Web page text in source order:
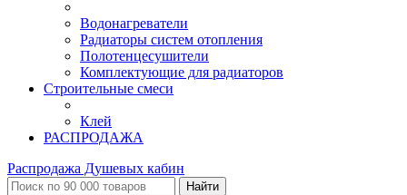
Водонагреватели
Радиаторы систем отопления
Полотенцесушители
Комплектующие для радиаторов
Строительные смеси
Клей
РАСПРОДАЖА
Распродажа Душевых кабин
Найти